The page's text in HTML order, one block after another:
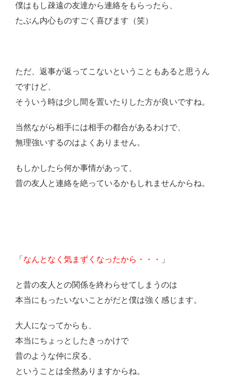
僕はもし疎遠の友達から連絡をもらったら、
たぶん内心ものすごく喜びます（笑）
ただ、返事が返ってこないということもあると思うん
ですけど、
そういう時は少し間を置いたりした方が良いですね。
当然ながら相手には相手の都合があるわけで、
無理強いするのはよくありません。
もしかしたら何か事情があって、
昔の友人と連絡を絶っているかもしれませんからね。
「 なんとなく気まずくなったから・・・ 」
と昔の友人との関係を終わらせてしまうのは
本当にもったいないことがだと僕は強く感じます。
大人になってからも、
本当にちょっとしたきっかけで
昔のような仲に戻る、
ということは全然ありますからね。